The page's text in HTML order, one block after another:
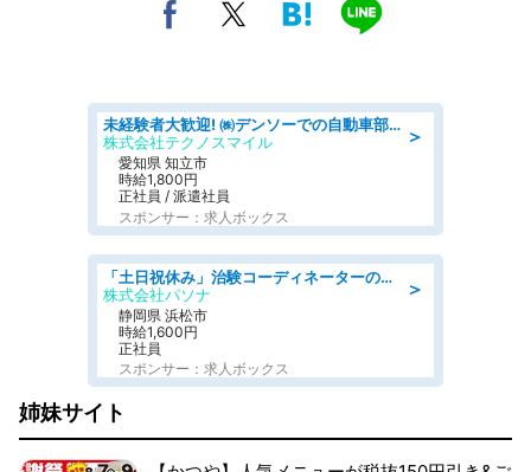
＞
未経験者大歓迎! ㈱デンソーでの自動車部品の組立作業 denso aichi
株式会社テクノスマイル
愛知県 知立市
時給1,800円
正社員 / 派遣社員
スポンサー：求人ボックス
＞
「土日祝休み」治験コーディネーターのお仕事/未経験OK
株式会社パソナ
静岡県 浜松市
時給1,600円
正社員
スポンサー：求人ボックス
姉妹サイト